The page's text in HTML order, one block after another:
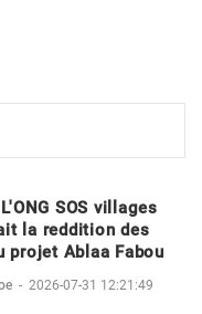
SOS villages
la reddition des
projet Ablaa Fabou
- 2026-07-31 12:21:49